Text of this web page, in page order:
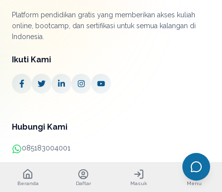
Platform pendidikan gratis yang memberikan akses kuliah
online, bootcamp, dan sertifikasi untuk semua kalangan di
Indonesia.
Ikuti Kami
Hubungi Kami
085183004001
info@kampusgratis.id
Beranda Daftar Masuk Menu